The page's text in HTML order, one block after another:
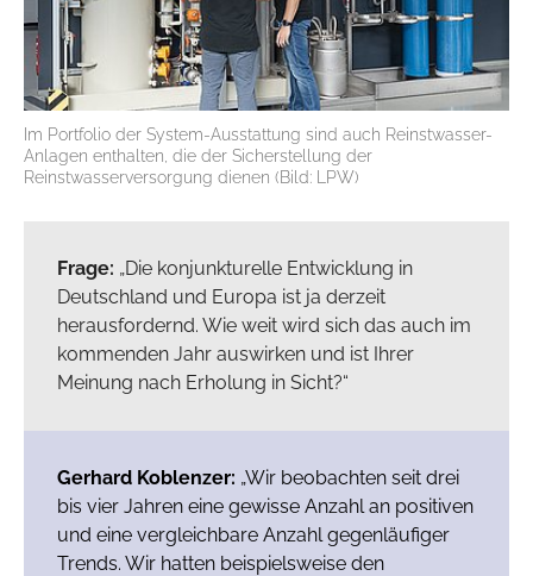
Im Portfolio der System-Ausstattung sind auch Reinstwasser-
Anlagen enthalten, die der Sicherstellung der
Reinstwasserversorgung dienen (Bild: LPW)
Frage: „Die konjunkturelle Entwicklung in
Deutschland und Europa ist ja derzeit
herausfordernd. Wie weit wird sich das auch im
kommenden Jahr auswirken und ist Ihrer
Meinung nach Erholung in Sicht?“
Gerhard Koblenzer: „Wir beobachten seit drei
bis vier Jahren eine gewisse Anzahl an positiven
und eine vergleichbare Anzahl gegenläufiger
Trends. Wir hatten beispielsweise den